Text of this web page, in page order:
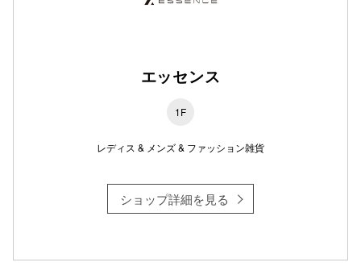
エッセンス
1F
レディス & メンズ & ファッション雑貨
ショップ詳細を見る